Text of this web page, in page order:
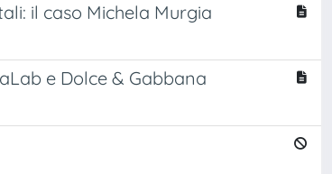
il caso Michela Murgia
e Dolce & Gabbana